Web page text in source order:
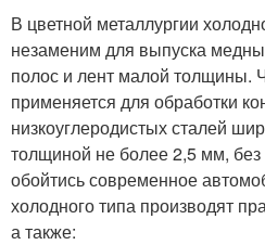
В цветной металлургии
незаменим для выпуска
полос и лент малой толщины.
применяется для обработки
низкоуглеродистых сталей
толщиной не более 2,5 мм,
обойтись современное
холодного типа производят
а также: